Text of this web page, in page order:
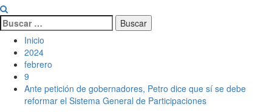
Buscar:
Inicio
2024
febrero
9
Ante petición de gobernadores, Petro dice que sí se debe
reformar el Sistema General de Participaciones